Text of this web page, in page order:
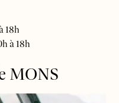
18h
à 18h
MONS